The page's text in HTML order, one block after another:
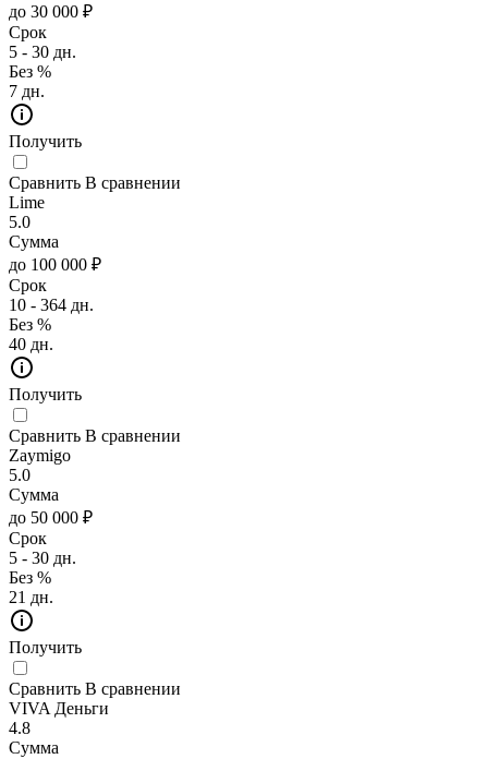
до 30 000 ₽
Срок
5 - 30 дн.
Без %
7 дн.
Получить
Сравнить В сравнении
Lime
5.0
Сумма
до 100 000 ₽
Срок
10 - 364 дн.
Без %
40 дн.
Получить
Сравнить В сравнении
Zaymigo
5.0
Сумма
до 50 000 ₽
Срок
5 - 30 дн.
Без %
21 дн.
Получить
Сравнить В сравнении
VIVA Деньги
4.8
Сумма